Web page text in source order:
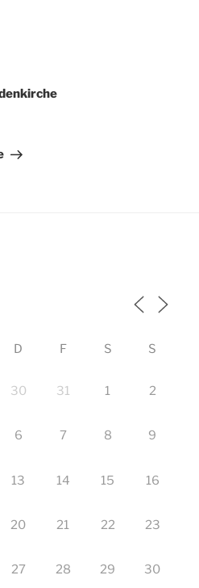
D F S S
30 31 1 2
6 7 8 9
13 14 15 16
20 21 22 23
27 28 29 30